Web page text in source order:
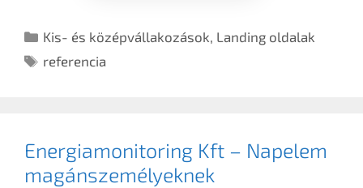
Kis- és középvállakozások, Landing oldalak
referencia
Energiamonitoring Kft – Napelem
magánszemélyeknek